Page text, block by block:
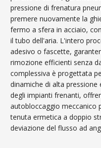
pressione di frenatura
premere nuovamente la
fermo a sfera in acciaio,
il tubo dell'aria. L'intero
adesivo o fascette,
rimozione efficienti senza
complessiva è progettata
dinamiche di alta pressione
degli impianti frenanti,
autobloccaggio meccanico
tenuta ermetica a doppio
deviazione del flusso ad